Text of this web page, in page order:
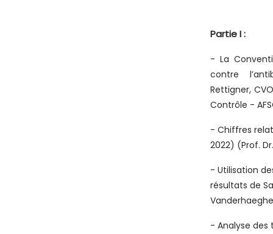
Partie I :
- La
contre
Rettigner,
Contrôle -
- Chiffres
2022) (Prof.
- Utilisation
résultats de
- Analyse